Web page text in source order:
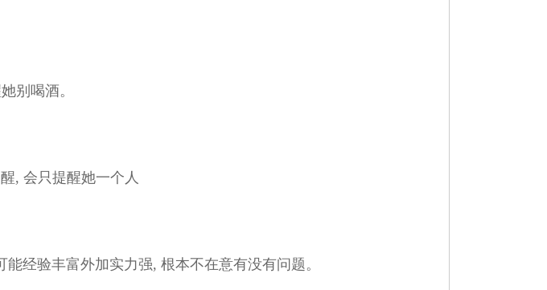
别喝酒。
, 会只提醒她一个人
经验丰富外加实力强, 根本不在意有没有问题。